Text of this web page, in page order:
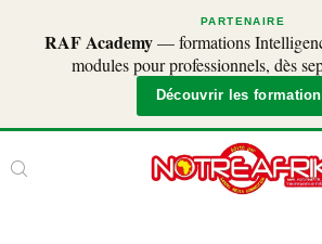
PARTENAIRE
RAF Academy— formations
modules pour professionnels, dès
Découvrir les